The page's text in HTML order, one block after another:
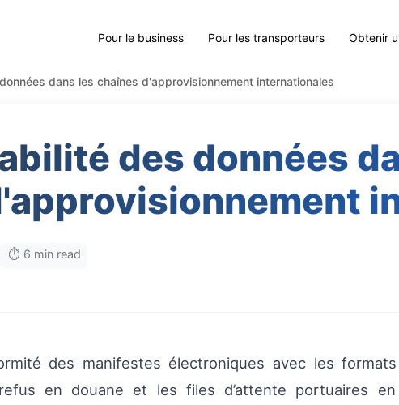
Pour le business Pour les transporteurs Obtenir
dans les chaînes d'approvisionnement internationales
des données
⏱️ 6 min read
des manifestes électroniques avec les formats
en douane et les files d’attente portuaires